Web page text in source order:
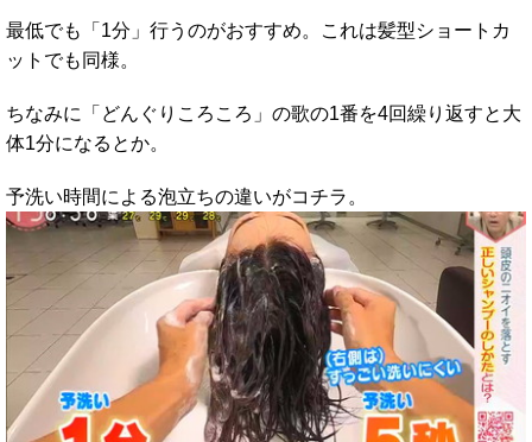
最低でも「1分」行うのがおすすめ。これは髪型ショートカ
ットでも同様。
ちなみに「どんぐりころころ」の歌の1番を4回繰り返すと大
体1分になるとか。
予洗い時間による泡立ちの違いがコチラ。